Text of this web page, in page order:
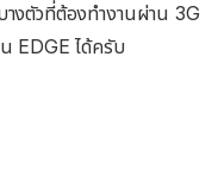
างตัวที่ต้องทำงานผ่าน 3G
EDGE ได้ครับ